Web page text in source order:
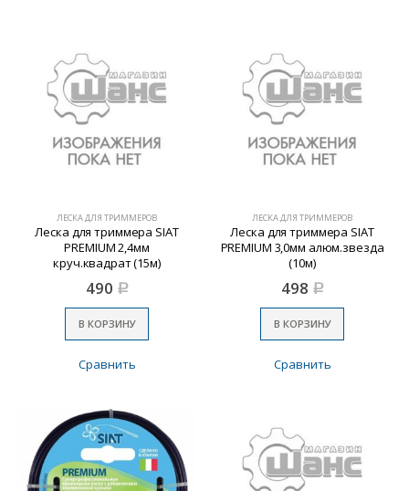
ЛЕСКА ДЛЯ ТРИММЕРОВ
Леска для триммера SIAT
PREMIUM 2,4мм
круч.квадрат (15м)
490 Р
В КОРЗИНУ
Сравнить
ЛЕСКА ДЛЯ ТРИММЕРОВ
Леска для триммера SIAT
PREMIUM 3,0мм алюм.звезда
(10м)
498 Р
В КОРЗИНУ
Сравнить